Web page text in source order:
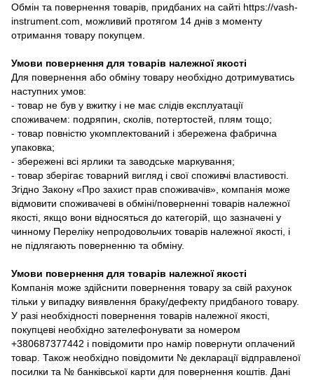
Обмін та повернення товарів, придбаних на сайті https://vash-
instrument.com, можливий протягом 14 днів з моменту
отримання товару покупцем.
Умови повернення для товарів належної якості
Для повернення або обміну товару необхідно дотримуватись
наступних умов:
- товар не був у вжитку і не має слідів експлуатації
споживачем: подряпин, сколів, потертостей, плям тощо;
- товар повністю укомплектований і збережена фабрична
упаковка;
- збережені всі ярлики та заводське маркування;
- товар зберігає товарний вигляд і свої споживчі властивості.
Згідно Закону «Про захист прав споживачів», компанія може
відмовити споживачеві в обміні/поверненні товарів належної
якості, якщо вони відносяться до категорій, що зазначені у
чинному Переліку непродовольчих товарів належної якості, і
не підлягають поверненню та обміну.
Умови повернення для товарів належної якості
Компанія може здійснити повернення товару за свій рахунок
тільки у випадку виявлення браку/дефекту придбаного товару.
У разі необхідності повернення товарів належної якості,
покупцеві необхідно зателефонувати за номером
+380687377442 і повідомити про намір повернути оплачений
товар. Також необхідно повідомити № декларації відправленої
посилки та № банківської карти для повернення коштів. Дані